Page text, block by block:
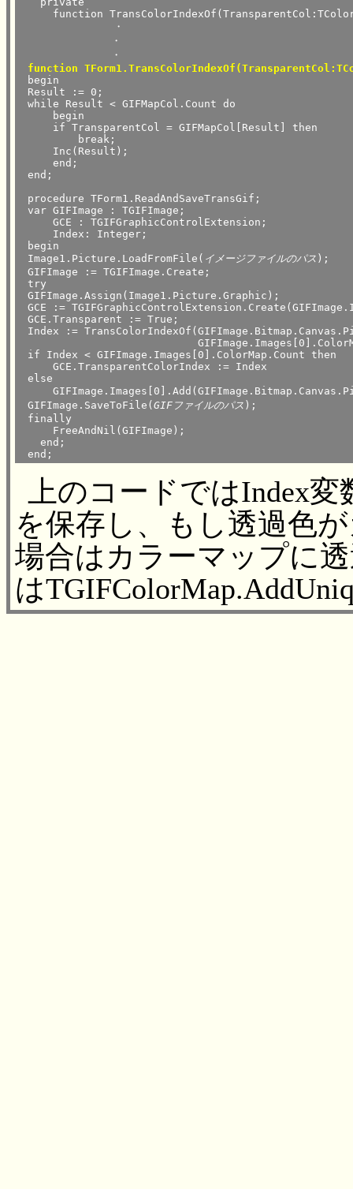
function
・
・
・
function
begin
Result := 0;
while Result < GIFMapCol.Count do
     begin
     if TransparentCol = GIFMapCol[Result] then
         break;
     Inc(Result);
     end;
end;
procedure TForm1.ReadAndSaveTransGif;
var GIFImage : TGIFImage;
     GCE : TGIFGraphicControlExtension;
     Index: Integer;
begin
Image1.Picture.LoadFromFile( イメージファイルのパス );
GIFImage := TGIFImage.Create;
try
GIFImage.Assign(Image1.Picture.Graphic);
GCE :=
GCE.Transparent := True;
Index :=
if Index < GIFImage.Images[0].ColorMap.Count then
     GCE.TransparentColorIndex := Index
else
GIFImage.SaveToFile( GIFファイルのパス );
finally
     FreeAndNil(GIFImage);
   end;
上のコードではIndex
を保存し、もし透過色
場合はカラーマップに
は